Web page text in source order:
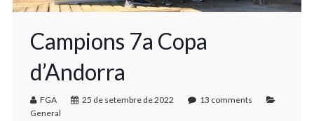
Campions 7a Copa
d’Andorra
FGA 25 de setembre de 2022
13 comments
General